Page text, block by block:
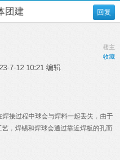
回复
团建
楼主
收藏
7-12 10:21 编辑
接过程中球会与焊料一起丢失，由于
，焊锡和焊球会通过靠近焊板的孔而